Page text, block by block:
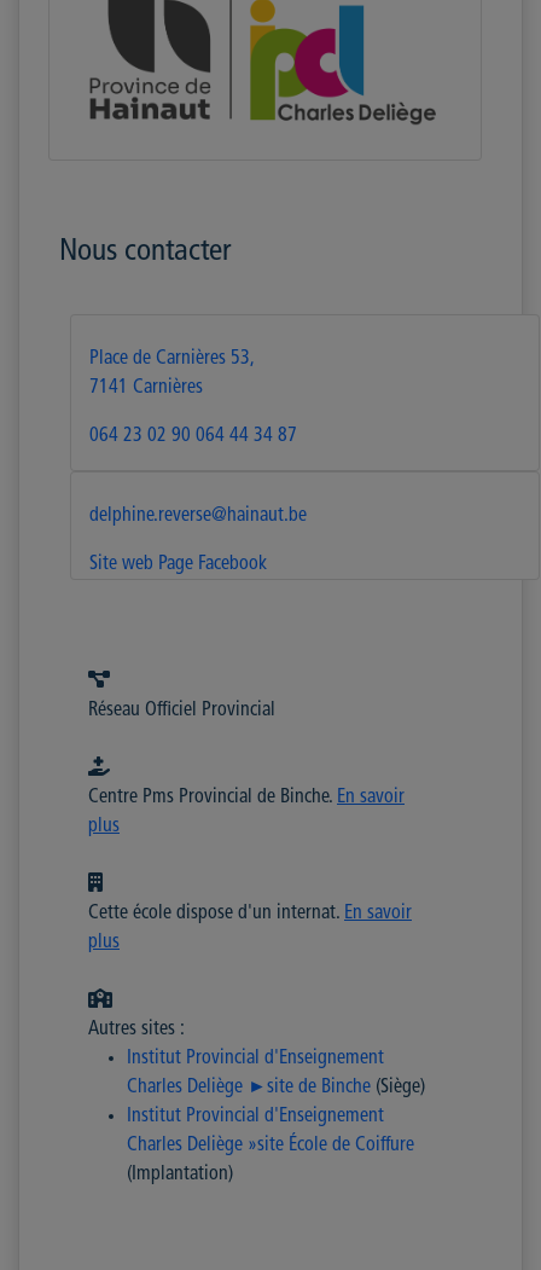
Nous contacter
Place de Carnières 53,
7141 Carnières
064 23 02 90 064 44 34 87
delphine.reverse@hainaut.be
Site web Page Facebook
Réseau Officiel Provincial
Centre Pms Provincial de Binche. En savoir
plus
Cette école dispose d'un internat. En savoir
plus
Autres sites :
Institut Provincial d'Enseignement
Charles Deliège ►site de Binche (Siège)
Institut Provincial d'Enseignement
Charles Deliège »site École de Coiffure
(Implantation)